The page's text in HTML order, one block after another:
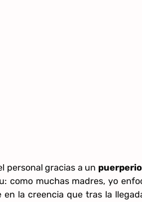
personal gracias a un puerperio
como muchas madres, yo
la creencia que tras la